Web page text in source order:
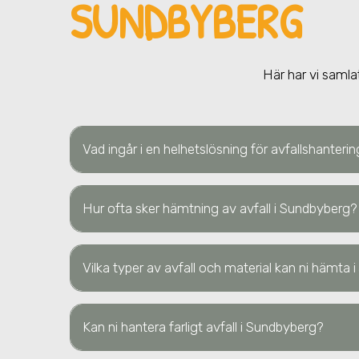
SUNDBYBERG
Här har vi
Vad ingår i en helhetslösning för
Hur ofta sker hämtning av avfall i Sundbyberg?
Vilka typer av avfall och material kan ni hämta
Kan ni hantera farligt avfall i Sundbyberg?